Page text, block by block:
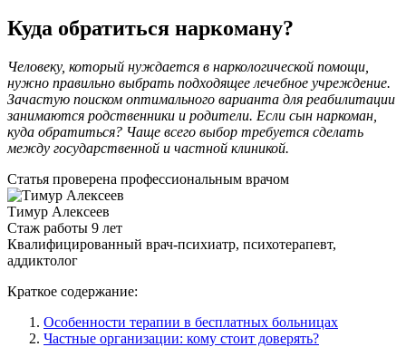
Куда обратиться наркоману?
Человеку, который нуждается в наркологической помощи,
нужно правильно выбрать подходящее лечебное учреждение.
Зачастую поиском оптимального варианта для реабилитации
занимаются родственники и родители. Если сын наркоман,
куда обратиться? Чаще всего выбор требуется сделать
между государственной и частной клиникой.
Статья проверена профессиональным врачом
Тимур Алексеев
Стаж работы 9 лет
Квалифицированный врач-психиатр, психотерапевт,
аддиктолог
Краткое содержание:
Особенности терапии в бесплатных больницах
Частные организации: кому стоит доверять?